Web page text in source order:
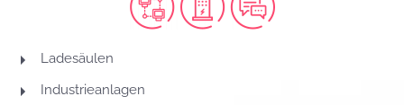
Ladesäulen
Industrieanlagen